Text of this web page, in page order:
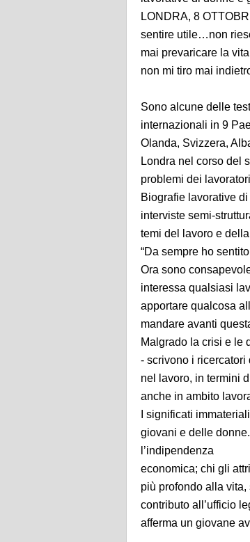
LONDRA, 8
sentire utile…non
mai prevaricare la
non mi tiro mai
Sono alcune delle
internazionali in 9
Olanda, Svizzera,
Londra nel corso del
problemi dei
Biografie lavorative
interviste semi-
temi del lavoro e
“Da sempre ho
Ora sono
interessa qualsiasi
apportare qualcosa
mandare avanti
Malgrado la crisi e le
- scrivono i
nel lavoro, in termini
anche in ambito
I significati
giovani e delle
l’indipendenza
economica; chi gli
più profondo alla
contributo all’ufficio
afferma un giovane